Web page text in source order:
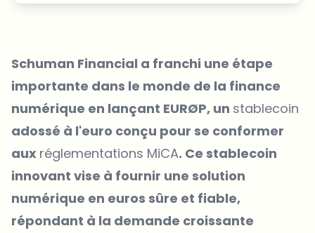
Schuman Financial a franchi une étape
importante dans le monde de la finance
numérique en lançant EURØP, un stablecoin
adossé à l'euro conçu pour se conformer
aux réglementations MiCA. Ce stablecoin
innovant vise à fournir une solution
numérique en euros sûre et fiable,
répondant à la demande croissante